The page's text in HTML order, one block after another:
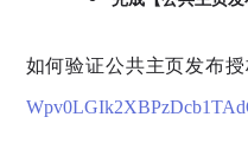
如何验证公共主页发布授